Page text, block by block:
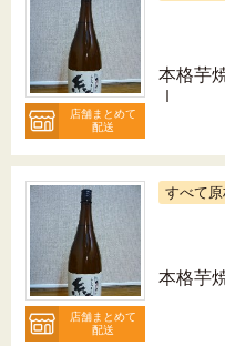
店舗まとめて
配送
本格芋
ｌ
店舗まとめて
配送
すべて原
本格芋